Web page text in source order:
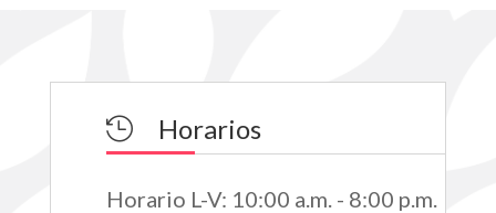
 Horarios
Horario L-V: 10:00 a.m. - 8:00 p.m.